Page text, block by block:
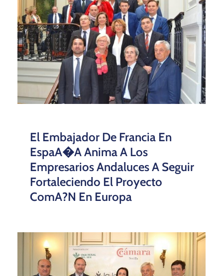
El Embajador De Francia En
EspaA�a Anima A Los
Empresarios Andaluces A Seguir
Fortaleciendo El Proyecto
ComA?n En Europa